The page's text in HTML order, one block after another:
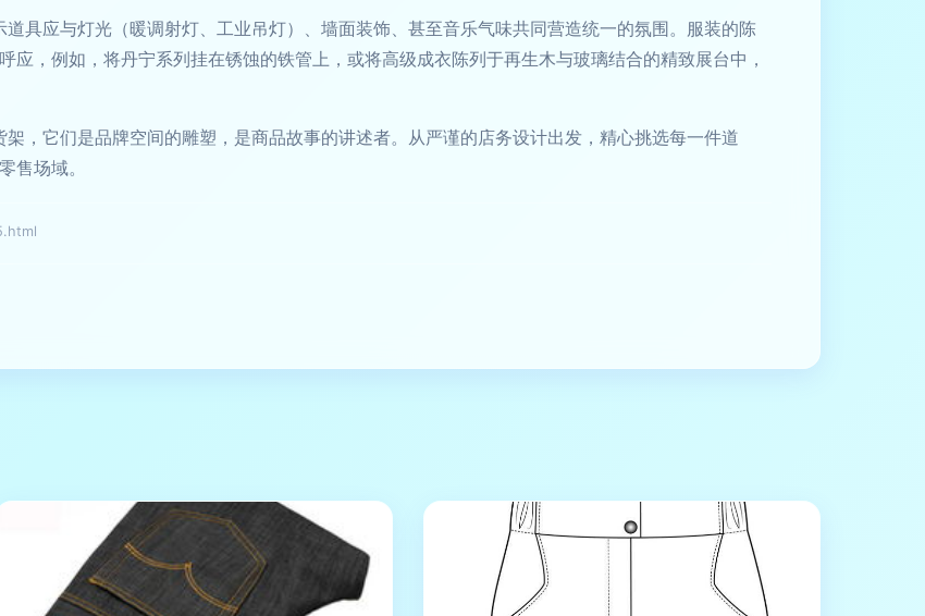
具应与灯光（暖调射灯、工业吊灯）、墙面装饰、甚至音乐气味共同营造统一的氛围。服装的陈
应，例如，将丹宁系列挂在锈蚀的铁管上，或将高级成衣陈列于再生木与玻璃结合的精致展台中，
，它们是品牌空间的雕塑，是商品故事的讲述者。从严谨的店务设计出发，精心挑选每一件道
售场域。